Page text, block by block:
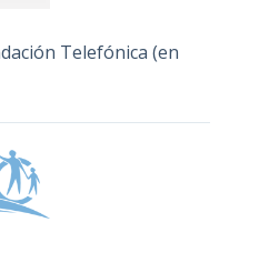
Telefónica (en